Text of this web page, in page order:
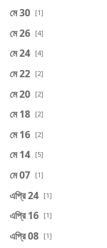
মে 30 [1]
মে 26 [4]
মে 24 [4]
মে 22 [2]
মে 20 [2]
মে 18 [2]
মে 16 [2]
মে 14 [5]
মে 07 [1]
এপ্রি 24 [1]
এপ্রি 16 [1]
এপ্রি 08 [1]